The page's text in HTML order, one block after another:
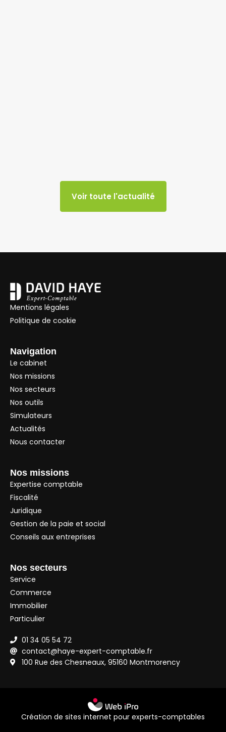
Voir toute l'actualité
Mentions légales
Politique de cookie
Navigation
Le cabinet
Nos missions
Nos secteurs
Nos outils
Simulateurs
Actualités
Nous contacter
Nos missions
Expertise comptable
Fiscalité
Juridique
Gestion de la paie et social
Conseils aux entreprises
Nos secteurs
Service
Commerce
Immobilier
Particulier
01 34 05 54 72
contact@haye-expert-comptable.fr
100 Rue des Chesneaux, 95160 Montmorency
Création de sites internet pour experts-comptables